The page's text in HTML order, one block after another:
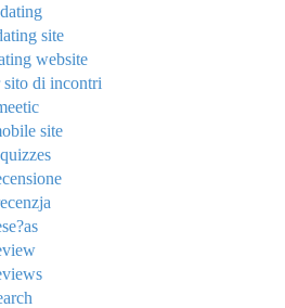
site
website
sito di incontri
site